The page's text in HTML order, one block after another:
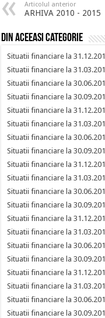
Articolul anterior
ARHIVA 2010 - 2015
Din aceeasi categorie
Situatii financiare la
Situatii financiare la
Situatii financiare la
Situatii financiare la
Situatii financiare la
Situatii financiare la
Situatii financiare la
Situatii financiare la
Situatii financiare la
Situatii financiare la
Situatii financiare la
Situatii financiare la
Situatii financiare la
Situatii financiare la
Situatii financiare la
Situatii financiare la
Situatii financiare la
Situatii financiare la
Situatii financiare la
Situatii financiare la